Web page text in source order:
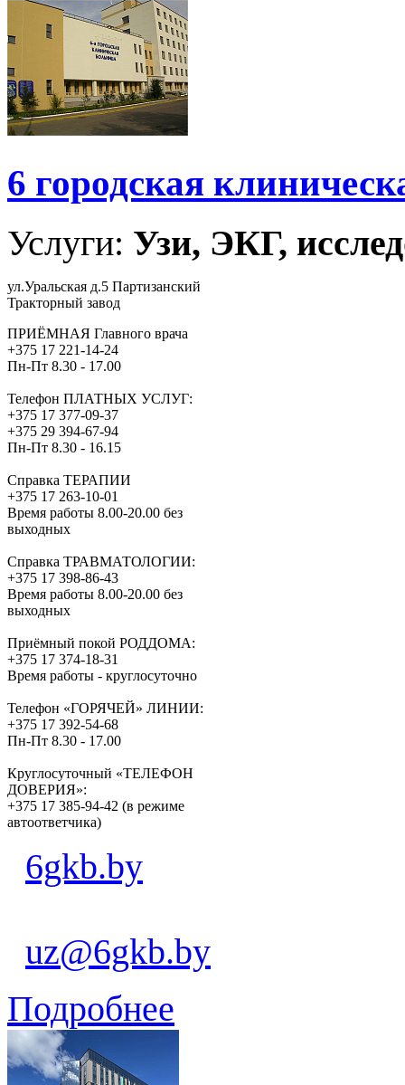
6 городская
Услуги: Узи, ЭКГ,
ул.Уральская д.5 Партизанский
Тракторный завод
ПРИЁМНАЯ Главного врача
+375 17 221-14-24
Пн-Пт 8.30 - 17.00
Телефон ПЛАТНЫХ УСЛУГ:
+375 17 377-09-37
+375 29 394-67-94
Пн-Пт 8.30 - 16.15
Справка ТЕРАПИИ
+375 17 263-10-01
Время работы 8.00-20.00 без
выходных
Справка ТРАВМАТОЛОГИИ:
+375 17 398-86-43
Время работы 8.00-20.00 без
выходных
Приёмный покой РОДДОМА:
+375 17 374-18-31
Время работы - круглосуточно
Телефон «ГОРЯЧЕЙ» ЛИНИИ:
+375 17 392-54-68
Пн-Пт 8.30 - 17.00
Круглосуточный «ТЕЛЕФОН
ДОВЕРИЯ»:
+375 17 385-94-42 (в режиме
автоответчика)
6gkb.by
uz@6gkb.by
Подробнее